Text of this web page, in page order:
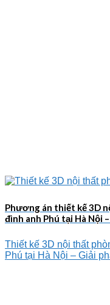
Phương án thiết kế 3D
đình anh Phú tại Hà Nội
Thiết kế 3D nội thất
Phú tại Hà Nội – Giải